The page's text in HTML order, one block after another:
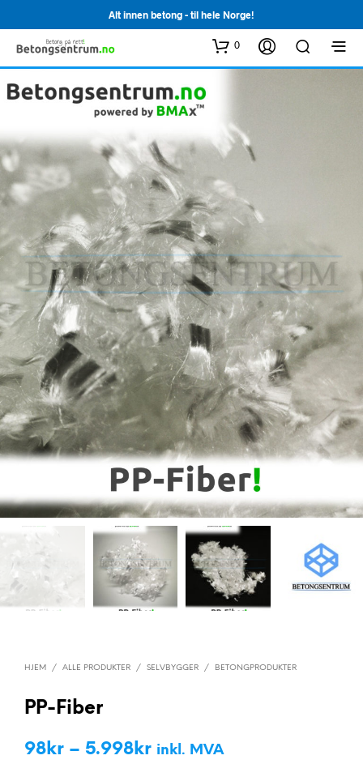
Alt innen betong - til hele Norge!
0
HJEM / ALLE PRODUKTER / SELVBYGGER / BETONGPRODUKTER
PP-Fiber
98kr – 5.998krPrisområde:
inkl. MVA